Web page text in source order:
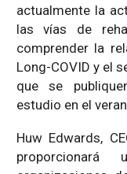
actualmente la
las vías de
comprender la
Long-COVID y el
que se
estudio en el
Huw Edwards,